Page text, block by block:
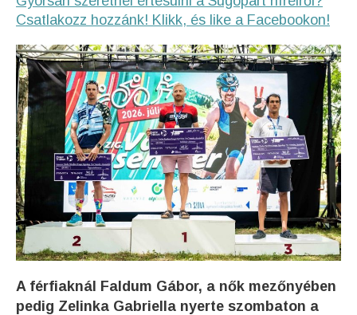
Csatlakozz hozzánk! Klikk, és like a Facebookon!
A férfiaknál Faldum Gábor, a nők mezőnyében
pedig Zelinka Gabriella nyerte szombaton a